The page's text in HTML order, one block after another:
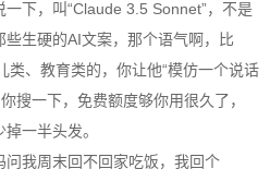
下，叫“Claude 3.5 Sonnet”，不是
些生硬的AI文案，那个语气啊，比
类、教育类的，你让他“模仿一个说话
搜一下，免费额度够你用很久了，
一半头发。
问我周末回不回家吃饭，我回个